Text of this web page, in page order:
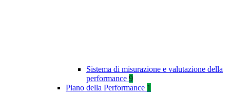
Sistema di misurazione e valutazione della
performance 9
Piano della Performance 1